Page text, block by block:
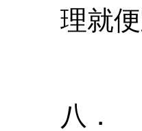
理就
八．